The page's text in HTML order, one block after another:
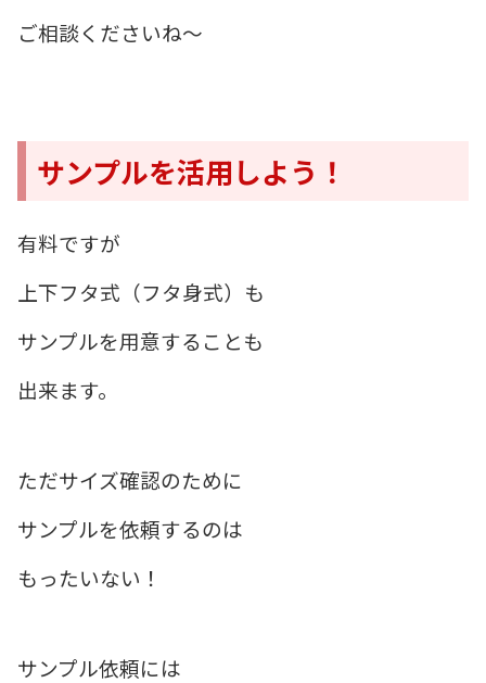
ご相談くださいね～
サンプルを活用しよう！
有料ですが
上下フタ式（フタ身式）も
サンプルを用意することも
出来ます。
ただサイズ確認のために
サンプルを依頼するのは
もったいない！
サンプル依頼には